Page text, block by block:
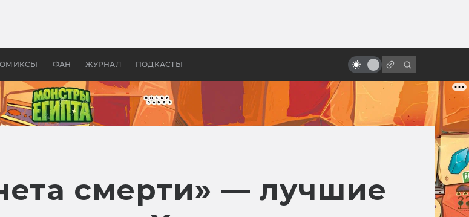
ФАН ЖУРНАЛ ПОДКАСТЫ
—
бы «Властелина колец»
5 лучших фильмов о вампирах
смерти» — лучшие